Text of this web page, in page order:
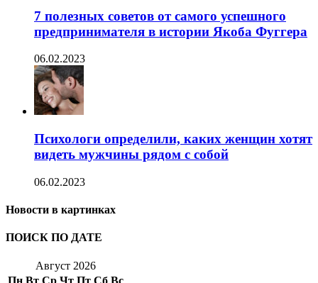
7 полезных советов от самого успешного
предпринимателя в истории Якоба Фуггера
06.02.2023
Психологи определили, каких женщин хотят
видеть мужчины рядом с собой
06.02.2023
Новости в картинках
ПОИСК ПО ДАТЕ
Август 2026
Пн Вт Ср Чт Пт Сб Вс